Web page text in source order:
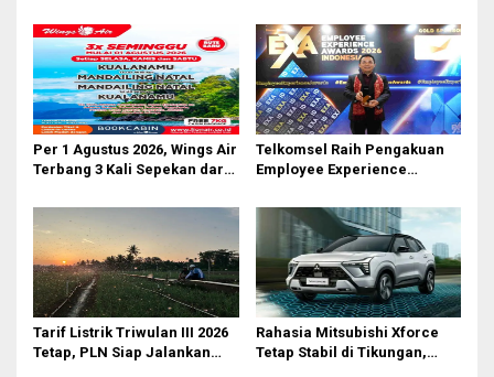
Kembangkan Pusat
Bioekonomi Tropis
Per 1 Agustus 2026, Wings Air
Terbang 3 Kali Sepekan dari
Telkomsel Raih Pengakuan
Employee Experience
Asia
Tarif Listrik Triwulan III 2026
Tetap, PLN Siap Jalankan
Rahasia Mitsubishi Xforce
Tetap Stabil di Tikungan,